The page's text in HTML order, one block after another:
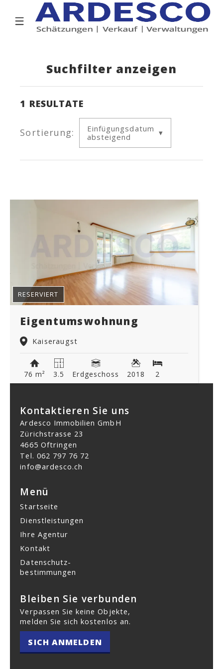
Suchfilter anzeigen
1 RESULTATE
Sortierung:
Einfügungsdatum
absteigend
Eigentumswohnung
Kaiseraugst
RESERVIERT
76 m² 3.5 Erdgeschoss 2018 2
Kontaktieren Sie uns
Ardesco Immobilien GmbH
Zürichstrasse 23
4665 Oftringen
Tel. 062 797 76 72
info@ardesco.ch
Menü
Startseite
Dienstleistungen
Ihre Agentur
Kontakt
Datenschutz­
bestimmungen
Bleiben Sie verbunden
Verpassen Sie keine Objekte,
melden Sie sich kostenlos an.
SICH ANMELDEN